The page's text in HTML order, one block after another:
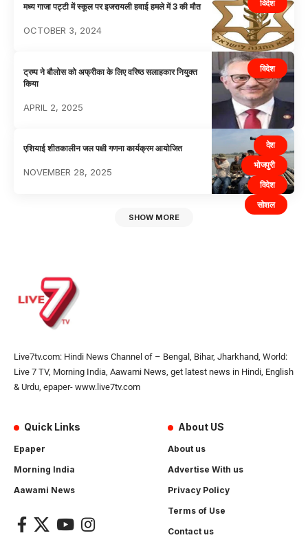
विदेश
मध्य गाजा पट्टी में स्कूल पर इजरायली हवाई हमले में 3 की मौत
OCTOBER 3, 2024
विदेश
ट्रम्प ने बौलोस को अफ्रीका के लिए वरिष्ठ सलाहकार नियुक्त
किया
APRIL 2, 2025
देश
भोजपुरी
विदेश
सोशल
एशियाई शीतकालीन जल पक्षी गणना कार्यक्रम आयोजित
NOVEMBER 28, 2025
SHOW MORE
Live7tv.com: Hindi News Channel of – Bengal, Bihar, Jharkhand, World:
Live 7 TV, Morning India, Aawami News, get latest news in Hindi, English
& Urdu, epaper- www.live7tv.com
Quick Links
Epaper
Morning India
Aawami News
About US
About us
Advertise With us
Privacy Policy
Terms of Use
Contact us